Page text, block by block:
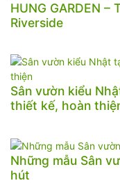
HUNG GARDEN
Riverside
Sân vườn kiểu
thiết kế, hoàn
Những mẫu Sân
hút